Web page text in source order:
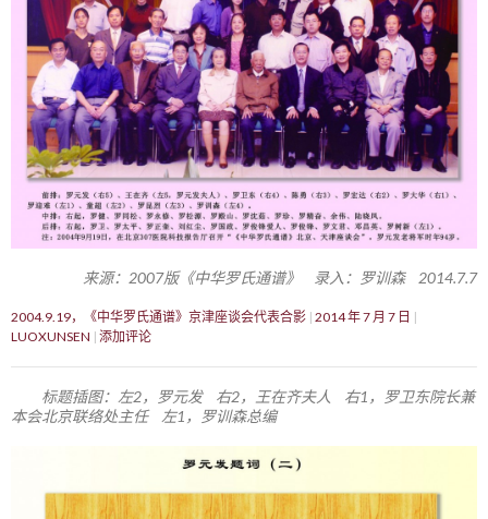
来源：2007版《中华罗氏通谱》 录入：罗训森 2014.7.7
2004.9.19，《中华罗氏通谱》京津座谈会代表合影 2014 年 7 月 7 日
LUOXUNSEN 添加评论
标题插图：左2，罗元发 右2，王在齐夫人 右1，罗卫东院长兼
本会北京联络处主任 左1，罗训森总编